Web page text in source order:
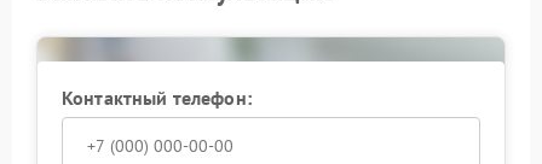
Контактный телефон: